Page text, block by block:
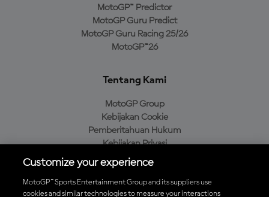
MotoGP™ Predictor
MotoGP Guru Predict
MotoGP Guru Racing 25/26
MotoGP™26
Tentang Kami
MotoGP Group
Kebijakan Cookie
Pemberitahuan Hukum
Kebijakan Privasi
Kebijakan Pembelian
Customize your experience
MotoGP™ Sports Entertainment Group and its suppliers use
cookies and similar technologies to measure your interactions